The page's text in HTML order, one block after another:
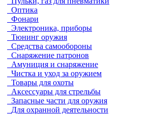
Оптика
Фонари
Электроника, приборы
Тюнинг оружия
Средства самообороны
Снаряжение патронов
Амуниция и снаряжение
Чистка и уход за оружием
Товары для охоты
Аксессуары для стрельбы
Запасные части для оружия
Для охранной деятельности